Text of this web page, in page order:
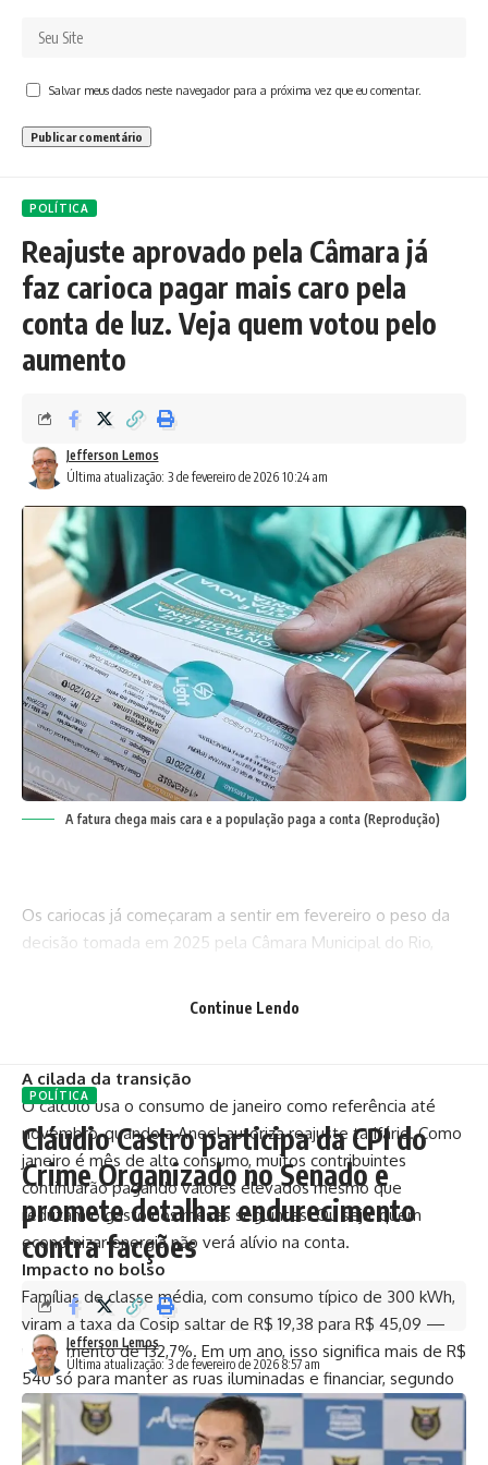
Salvar meus dados neste navegador para a próxima vez que eu comentar.
POLÍTICA
Reajuste aprovado pela Câmara já
faz carioca pagar mais caro pela
conta de luz. Veja quem votou pelo
aumento
Última atualização: 3 de fevereiro de 2026 10:24 am
Jefferson Lemos
A fatura chega mais cara e a população paga a conta (Reprodução)
Os cariocas já começaram a sentir em fevereiro o peso da
decisão tomada em 2025 pela Câmara Municipal do Rio,
o aumento na cobrança da Cosip — a taxa de iluminação
A cilada da transição
O cálculo usa o consumo de janeiro como referência até
novembro, quando a Aneel autoriza reajuste tarifário. Como
janeiro é mês de alto consumo, muitos contribuintes
continuarão pagando valores elevados mesmo que
reduzam o gasto nos meses seguintes. Ou seja: quem
economizar energia não verá alívio na conta.
Impacto no bolso
Famílias de classe média, com consumo típico de 300 kWh,
viram a taxa da Cosip saltar de R$ 19,38 para R$ 45,09 —
um aumento de 132,7%. Em um ano, isso significa mais de R$
540 só para manter as ruas iluminadas e financiar, segundo
a prefeitura, projetos como a futura Força Municipal armada.
Isenção para poucos
A prefeitura ampliou a faixa de isenção para quem consome
Continue Lendo
POLÍTICA
Cláudio Castro participa da CPI do
Crime Organizado no Senado e
promete detalhar endurecimento
contra facções
Última atualização: 3 de fevereiro de 2026 8:57 am
Jefferson Lemos